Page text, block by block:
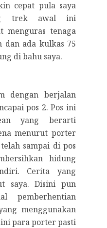
cepat pula saya
trek awal ini
menguras tenaga
dan ada kulkas 75
di bahu saya.
dengan berjalan
pos 2. Pos ini
yang berarti
menurut porter
sampai di pos
hidung
Cerita yang
saya. Disini pun
pemberhentian
menggunakan
para porter pasti